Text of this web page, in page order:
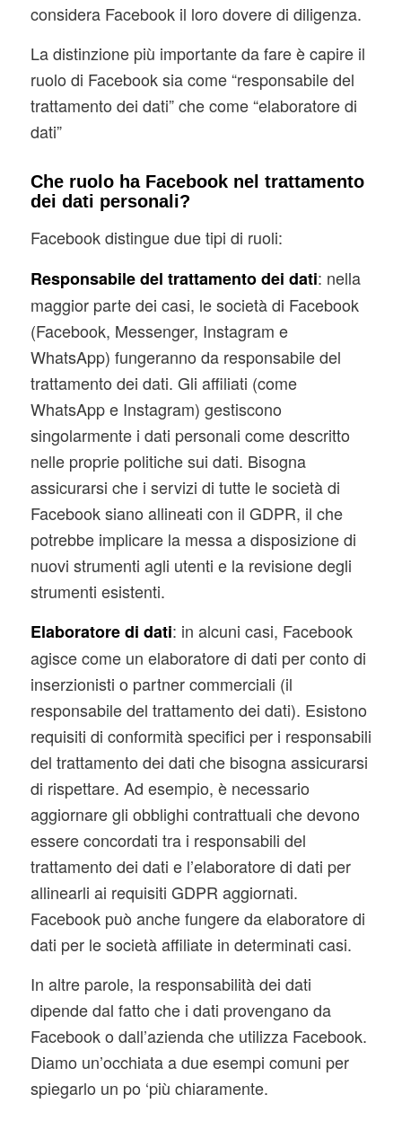
considera Facebook il loro dovere di diligenza.
La distinzione più importante da fare è capire il
ruolo di Facebook sia come “responsabile del
trattamento dei dati” che come “elaboratore di
dati”
Che ruolo ha Facebook nel trattamento
dei dati personali?
Facebook distingue due tipi di ruoli:
Responsabile del trattamento dei dati: nella
maggior parte dei casi, le società di Facebook
(Facebook, Messenger, Instagram e
WhatsApp) fungeranno da responsabile del
trattamento dei dati. Gli affiliati (come
WhatsApp e Instagram) gestiscono
singolarmente i dati personali come descritto
nelle proprie politiche sui dati. Bisogna
assicurarsi che i servizi di tutte le società di
Facebook siano allineati con il GDPR, il che
potrebbe implicare la messa a disposizione di
nuovi strumenti agli utenti e la revisione degli
strumenti esistenti.
Elaboratore di dati: in alcuni casi, Facebook
agisce come un elaboratore di dati per conto di
inserzionisti o partner commerciali (il
responsabile del trattamento dei dati). Esistono
requisiti di conformità specifici per i responsabili
del trattamento dei dati che bisogna assicurarsi
di rispettare. Ad esempio, è necessario
aggiornare gli obblighi contrattuali che devono
essere concordati tra i responsabili del
trattamento dei dati e l’elaboratore di dati per
allinearli ai requisiti GDPR aggiornati.
Facebook può anche fungere da elaboratore di
dati per le società affiliate in determinati casi.
In altre parole, la responsabilità dei dati
dipende dal fatto che i dati provengano da
Facebook o dall’azienda che utilizza Facebook.
Diamo un’occhiata a due esempi comuni per
spiegarlo un po ‘più chiaramente.